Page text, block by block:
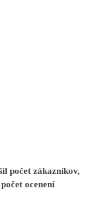
počet zákazníkov,
ocenení